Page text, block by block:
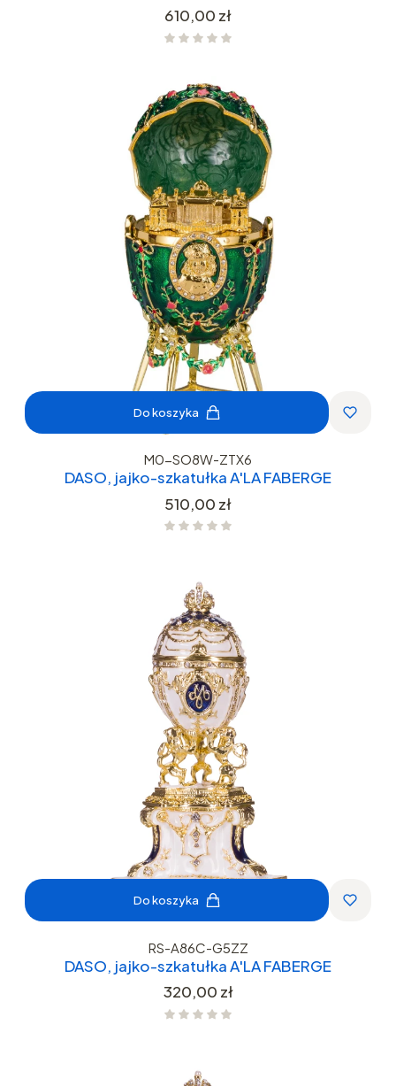
Cena
610,00 zł
Do koszyka
M0-SO8W-ZTX6
DASO, jajko-szkatułka A'LA FABERGE
Cena
510,00 zł
Do koszyka
RS-A86C-G5ZZ
DASO, jajko-szkatułka A'LA FABERGE
Cena
320,00 zł